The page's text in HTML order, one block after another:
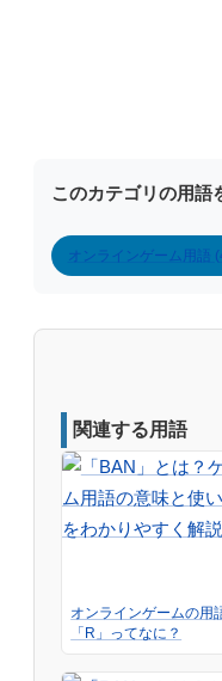
このカテゴリの用語
オンラインゲーム用語
関連する用語
オンラインゲームの用
「R」ってなに？